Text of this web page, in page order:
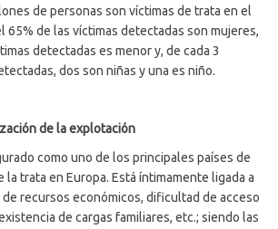
de personas son víctimas de trata en el
65% de las víctimas detectadas son mujeres,
detectadas es menor y, de cada 3
dos son niñas y una es niño.
de la explotación
como uno de los principales países de
trata en Europa. Está íntimamente ligada a
de recursos económicos, dificultad de acceso
de cargas familiares, etc.; siendo las